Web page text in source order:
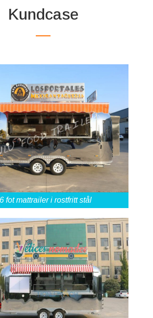
Kundcase
fot mattrailer i rostfritt stål